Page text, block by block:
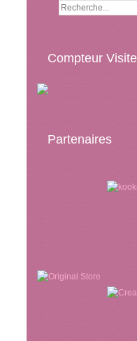
Compteur
Partenaires